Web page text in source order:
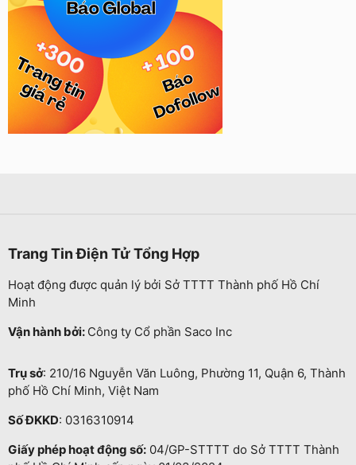
Trang Tin Điện Tử Tổng Hợp
Hoạt động được quản lý bởi Sở TTTT Thành phố Hồ Chí
Minh
Vận hành bởi: Công ty Cổ phần Saco Inc
Trụ sở: 210/16 Nguyễn Văn Luông, Phường 11, Quận 6, Thành
phố Hồ Chí Minh, Việt Nam
Số ĐKKD: 0316310914
Giấy phép hoạt động số: 04/GP-STTTT do Sở TTTT Thành